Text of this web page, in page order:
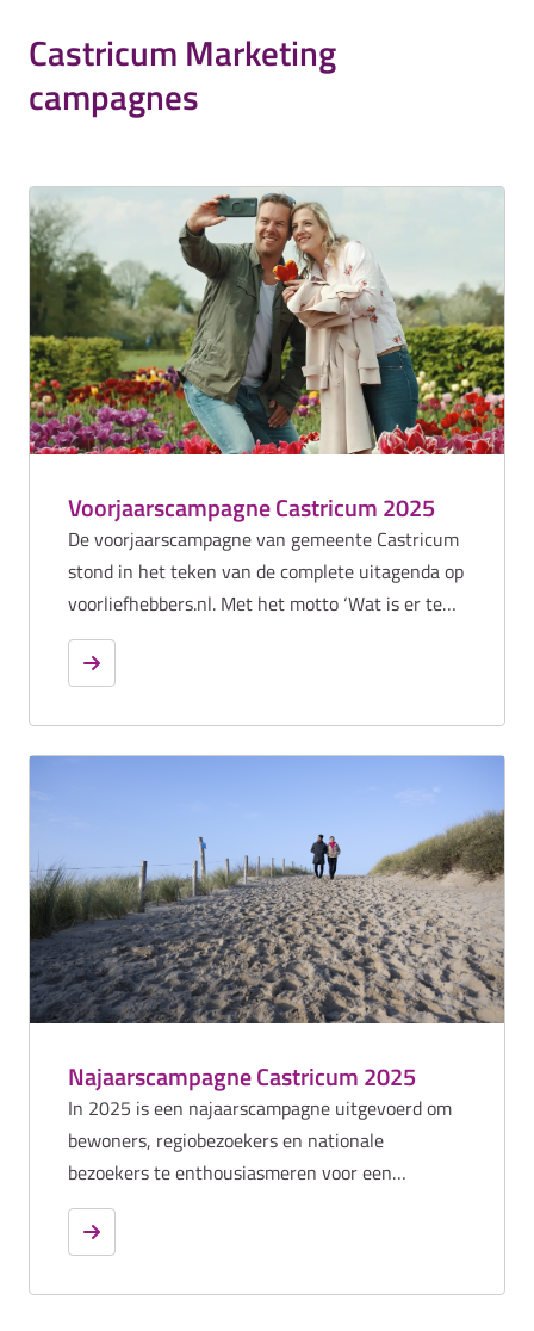
Castricum Marketing
campagnes
Voorjaarscampagne Castricum 2025
De voorjaarscampagne van gemeente Castricum
stond in het teken van de complete uitagenda op
voorliefhebbers.nl. Met het motto ‘Wat is er te
doen in Castricum?’ werden bewoners,
regiobezoekers en toeristen geïnspireerd met
gebied van cultuur, erfgoed en culinaire
activiteiten.
Najaarscampagne Castricum 2025
In 2025 is een najaarscampagne uitgevoerd om
bewoners, regiobezoekers en nationale
bezoekers te enthousiasmeren voor een
meerdaags verblijf in Castricum. De campagne
zette in op de beleving van gastronomie,
voor het schouderseizoen.